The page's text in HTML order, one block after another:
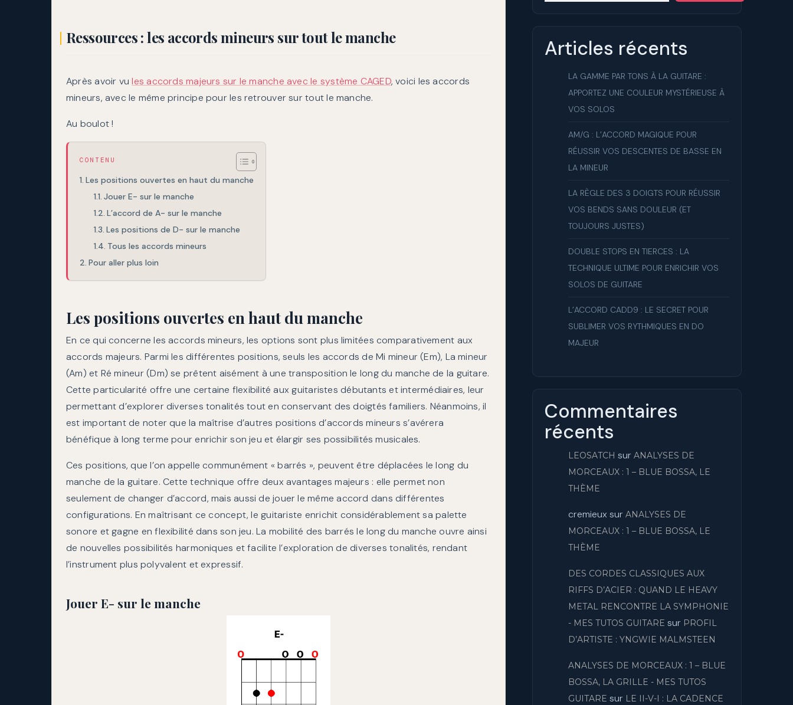
Ressources : les accords mineurs sur tout le manche
Après avoir vules accords majeurs sur le manche avec le système CAGED, voici les accords
mineurs, avec le même principe pour les retrouver sur tout le manche.
Au boulot !
CONTENU
Les positions ouvertes en haut du manche
Jouer E- sur le manche
L’accord de A- sur le manche
Les positions de D- sur le manche
Tous les accords mineurs
Pour aller plus loin
Les positions ouvertes en haut du manche
En ce qui concerne les accords mineurs, les options sont plus limitées comparativement aux
accords majeurs. Parmi les différentes positions, seuls les accords de Mi mineur (Em), La mineur
(Am) et Ré mineur (Dm) se prêtent aisément à une transposition le long du manche de la guitare.
Cette particularité offre une certaine flexibilité aux guitaristes débutants et intermédiaires, leur
permettant d’explorer diverses tonalités tout en conservant des doigtés familiers. Néanmoins, il
est important de noter que la maîtrise d’autres positions d’accords mineurs s’avérera
bénéfique à long terme pour enrichir son jeu et élargir ses possibilités musicales.
Ces positions, que l’on appelle communément « barrés », peuvent être déplacées le long du
manche de la guitare. Cette technique offre deux avantages majeurs : elle permet non
seulement de changer d’accord, mais aussi de jouer le même accord dans différentes
configurations. En maîtrisant ce concept, le guitariste enrichit considérablement sa palette
sonore et gagne en flexibilité dans son jeu. La mobilité des barrés le long du manche ouvre ainsi
de nouvelles possibilités harmoniques et facilite l’exploration de diverses tonalités, rendant
l’instrument plus polyvalent et expressif.
Jouer E- sur le manche
Articles récents
LA GAMME PAR TONS À LA GUITARE :
APPORTEZ UNE COULEUR MYSTÉRIEUSE À
VOS SOLOS
AM/G : L’ACCORD MAGIQUE POUR
RÉUSSIR VOS DESCENTES DE BASSE EN
LA MINEUR
LA RÈGLE DES 3 DOIGTS POUR RÉUSSIR
VOS BENDS SANS DOULEUR (ET
TOUJOURS JUSTES)
DOUBLE STOPS EN TIERCES : LA
TECHNIQUE ULTIME POUR ENRICHIR VOS
SOLOS DE GUITARE
L’ACCORD CADD9 : LE SECRET POUR
SUBLIMER VOS RYTHMIQUES EN DO
MAJEUR
Commentaires
récents
LEOSATCH sur ANALYSES DE
MORCEAUX : 1 – BLUE BOSSA, LE
THÈME
cremieux sur ANALYSES DE
MORCEAUX : 1 – BLUE BOSSA, LE
THÈME
DES CORDES CLASSIQUES AUX
RIFFS D’ACIER : QUAND LE HEAVY
METAL RENCONTRE LA SYMPHONIE
- MES TUTOS GUITARE sur PROFIL
D’ARTISTE : YNGWIE MALMSTEEN
ANALYSES DE MORCEAUX : 1 – BLUE
BOSSA, LA GRILLE - MES TUTOS
GUITARE sur LE II-V-I : LA CADENCE